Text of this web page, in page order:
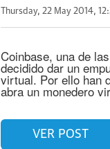
Thursday, 22 May 2014,
Coinbase, una de
decidido dar un
virtual. Por ello han
abra un monedero
VER POST